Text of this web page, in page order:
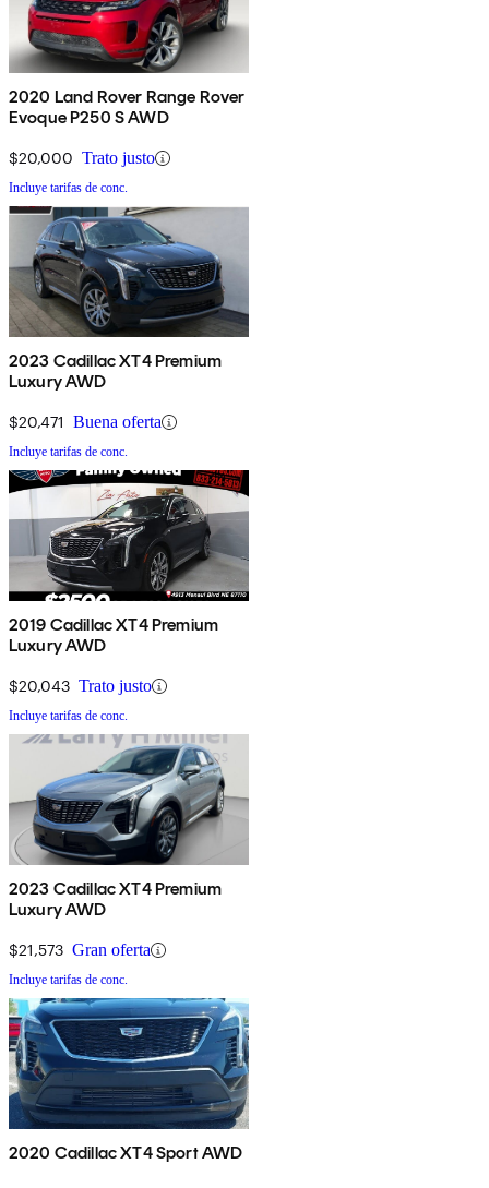
2020 Land Rover Range Rover
Evoque P250 S AWD
$20,000 Trato justo
Incluye tarifas de conc.
2023 Cadillac XT4 Premium
Luxury AWD
$20,471 Buena oferta
Incluye tarifas de conc.
2019 Cadillac XT4 Premium
Luxury AWD
$20,043 Trato justo
Incluye tarifas de conc.
2023 Cadillac XT4 Premium
Luxury AWD
$21,573 Gran oferta
Incluye tarifas de conc.
2020 Cadillac XT4 Sport AWD